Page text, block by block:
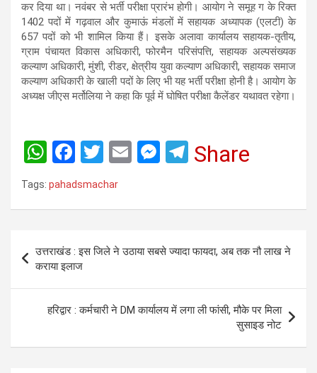
कर दिया था। नवंबर से भर्ती परीक्षा प्रारंभ होगी। आयोग ने समूह ग के रिक्त
1402 पदों में गढ़वाल और कुमाऊं मंडलों में सहायक अध्यापक (एलटी) के
657 पदों को भी शामिल किया हैं। इसके अलावा कार्यालय सहायक-तृतीय,
ग्राम पंचायत विकास अधिकारी, फोरमैन परिसंपत्ति, सहायक अल्पसंख्यक
कल्याण अधिकारी, मुंशी, रीडर, क्षेत्रीय युवा कल्याण अधिकारी, सहायक समाज
कल्याण अधिकारी के खाली पदों के लिए भी यह भर्ती परीक्षा होनी है। आयोग के
अध्यक्ष जीएस मर्तोलिया ने कहा कि पूर्व में घोषित परीक्षा कैलेंडर यथावत रहेगा।
W
at
A
p
p
F
a
o
o
k
T
wi
E
M
g
T
a
Share
Tags: pahadsmachar
navigation
उत्तराखंड : इस जिले ने उठाया सबसे ज्यादा फायदा, अब तक नौ लाख ने
कराया इलाज
हरिद्वार : कर्मचारी ने DM कार्यालय में लगा ली फांसी, मौके पर मिला
सुसाइड नोट